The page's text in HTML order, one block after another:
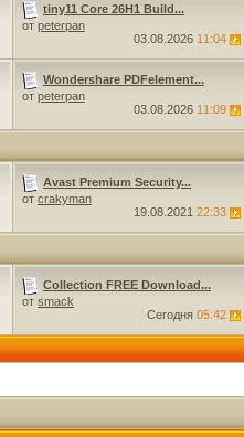
tiny11 Core 26H1 Build...
от peterpan
03.08.2026 11:04
Wondershare PDFelement...
от peterpan
03.08.2026 11:09
Avast Premium Security...
от crakyman
19.08.2021 22:33
Collection FREE Download...
от smack
Сегодня 05:42